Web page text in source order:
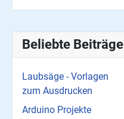
Beliebte Beiträge
Laubsäge - Vorlagen
zum Ausdrucken
Arduino Projekte